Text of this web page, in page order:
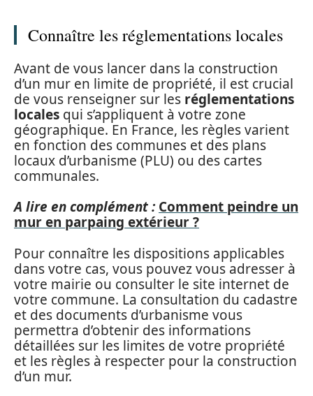
Connaître les réglementations locales
Avant de vous lancer dans la construction
d’un mur en limite de propriété, il est crucial
de vous renseigner sur les réglementations
locales qui s’appliquent à votre zone
géographique. En France, les règles varient
en fonction des communes et des plans
locaux d’urbanisme (PLU) ou des cartes
communales.
A lire en complément : Comment peindre un
mur en parpaing extérieur ?
Pour connaître les dispositions applicables
dans votre cas, vous pouvez vous adresser à
votre mairie ou consulter le site internet de
votre commune. La consultation du cadastre
et des documents d’urbanisme vous
permettra d’obtenir des informations
détaillées sur les limites de votre propriété
et les règles à respecter pour la construction
d’un mur.